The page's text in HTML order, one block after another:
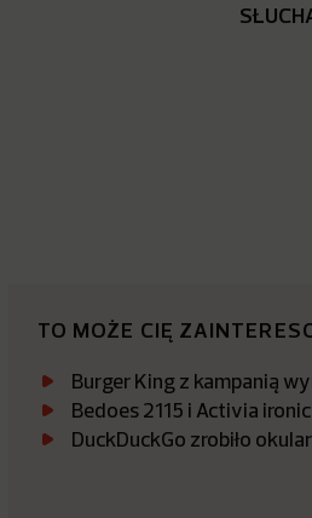
TO MOŻE CIĘ
Burger King z kampanią
Bedoes 2115 i Activia
DuckDuckGo zrobiło